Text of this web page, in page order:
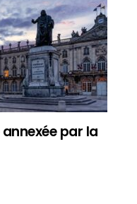
par la